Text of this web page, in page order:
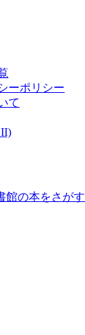
ーポリシー
て
館の本をさがす